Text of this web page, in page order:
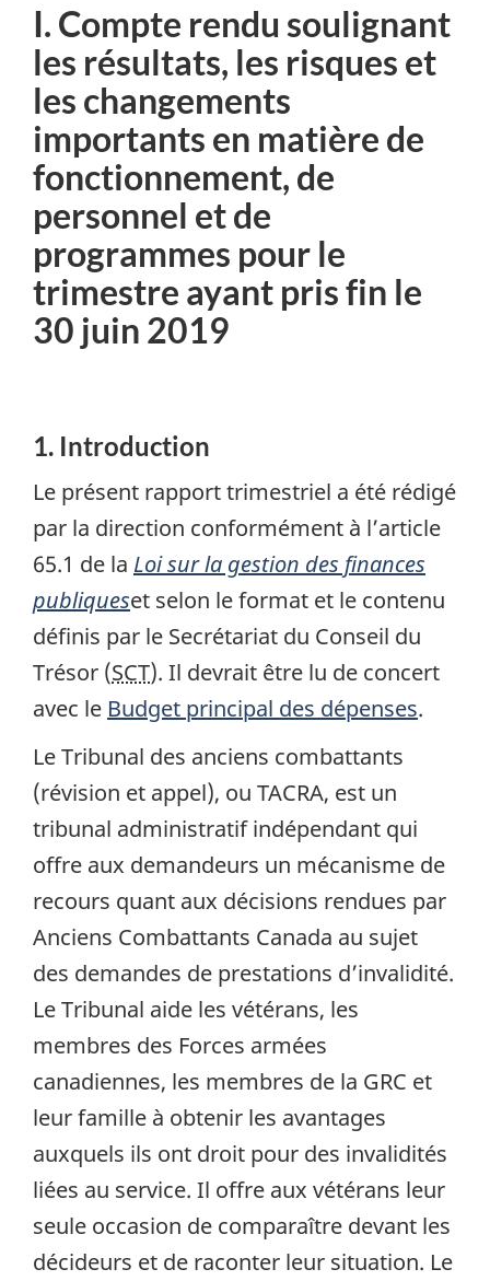
I. Compte rendu soulignant
les résultats, les risques et
les changements
importants en matière de
fonctionnement, de
personnel et de
programmes pour le
trimestre ayant pris fin le
30 juin 2019
1. Introduction
Le présent rapport trimestriel a été rédigé
par la direction conformément à l’article
65.1 de la Loi sur la gestion des finances
publiqueset selon le format et le contenu
définis par le Secrétariat du Conseil du
Trésor (SCT). Il devrait être lu de concert
avec le Budget principal des dépenses.
Le Tribunal des anciens combattants
(révision et appel), ou TACRA, est un
tribunal administratif indépendant qui
offre aux demandeurs un mécanisme de
recours quant aux décisions rendues par
Anciens Combattants Canada au sujet
des demandes de prestations d’invalidité.
Le Tribunal aide les vétérans, les
membres des Forces armées
canadiennes, les membres de la GRC et
leur famille à obtenir les avantages
auxquels ils ont droit pour des invalidités
liées au service. Il offre aux vétérans leur
seule occasion de comparaître devant les
décideurs et de raconter leur situation. Le